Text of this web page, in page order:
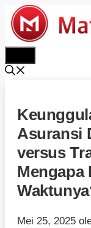
Langsung
ke
isi
Asuransi
versus
Mengapa
Mei 25, 2025